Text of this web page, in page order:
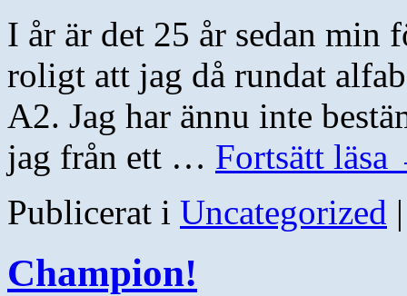
I år är det 25 år sedan min
roligt att jag då rundat
A2. Jag har ännu inte
jag från ett … Fortsätt läsa
Publicerat i Uncategorized |
Champion!